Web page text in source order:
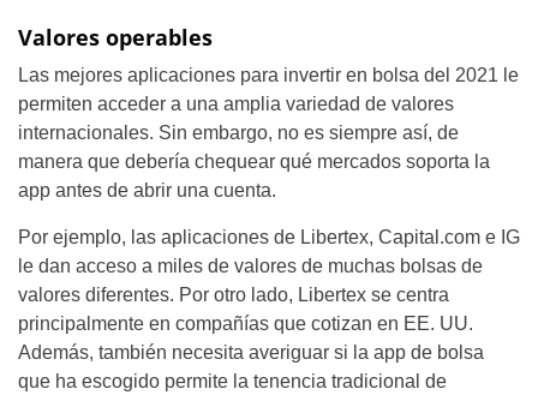
Valores operables
Las mejores aplicaciones para invertir en bolsa del 2021 le
permiten acceder a una amplia variedad de valores
internacionales. Sin embargo, no es siempre así, de
manera que debería chequear qué mercados soporta la
app antes de abrir una cuenta.
Por ejemplo, las aplicaciones de Libertex, Capital.com e IG
le dan acceso a miles de valores de muchas bolsas de
valores diferentes. Por otro lado, Libertex se centra
principalmente en compañías que cotizan en EE. UU.
Además, también necesita averiguar si la app de bolsa
que ha escogido permite la tenencia tradicional de